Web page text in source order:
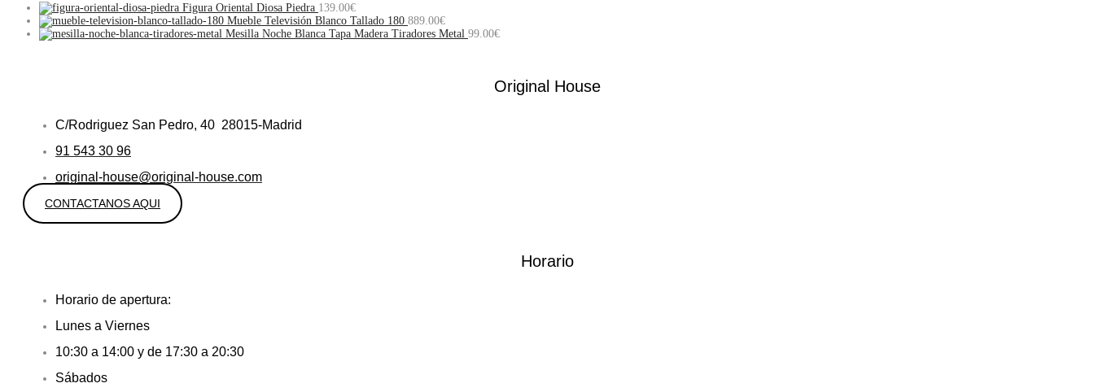
Figura Oriental Diosa Piedra 139.00€
Mueble Televisión Blanco Tallado 180 889.00€
Mesilla Noche Blanca Tapa Madera Tiradores Metal 99.00€
Original House
C/Rodriguez San Pedro, 40 28015-Madrid
91 543 30 96
original-house@original-house.com
CONTACTANOS AQUI
Horario
Horario de apertura:
Lunes a Viernes
10:30 a 14:00 y de 17:30 a 20:30
Sábados